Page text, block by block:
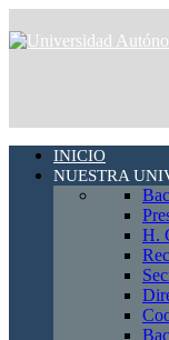
INICIO
NUESTRA
H.